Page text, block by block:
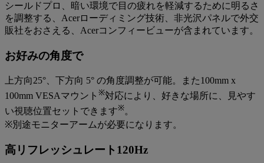
シールドプロ、暗い環境で目の疲れを軽減するために明るさ
を調整する、Acerローディミング技術、非光沢パネルで外交
販社をおさえる、Acerコンフィービューが含まれています。
お好みの角度で
上方向25°、下方向 5° の角度調整が可能。また100mm x
100mm VESAマウント ※対応により、好きな場所に、見やす
い視聴位置セットできます※。
※別途モニターアームが必要になります。
高リフレッシュレート120Hz